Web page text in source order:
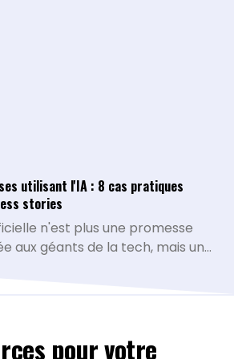
utilisant l'IA : 8 cas pratiques
stories
n'est plus une promesse
aux géants de la tech, mais une
leur rentabilité. À travers
pour votre